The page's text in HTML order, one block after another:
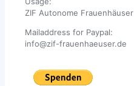
ZIF Autonome Frauenhäuser
Mailaddress for Paypal:
info@zif-frauenhaeuser.de